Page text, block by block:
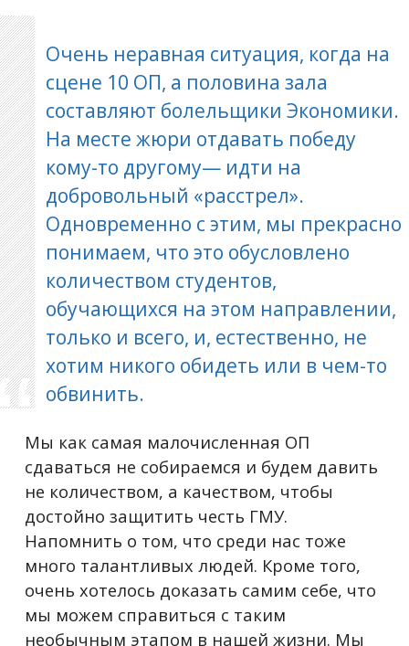
Очень неравная ситуация, когда на
сцене 10 ОП, а половина зала
составляют болельщики Экономики.
На месте жюри отдавать победу
кому-то другому— идти на
добровольный «расстрел».
Одновременно с этим, мы прекрасно
понимаем, что это обусловлено
количеством студентов,
обучающихся на этом направлении,
только и всего, и, естественно, не
хотим никого обидеть или в чем-то
обвинить.
Мы как самая малочисленная ОП
сдаваться не собираемся и будем давить
не количеством, а качеством, чтобы
достойно защитить честь ГМУ.
Напомнить о том, что среди нас тоже
много талантливых людей. Кроме того,
очень хотелось доказать самим себе, что
мы можем справиться с таким
необычным этапом в нашей жизни. Мы